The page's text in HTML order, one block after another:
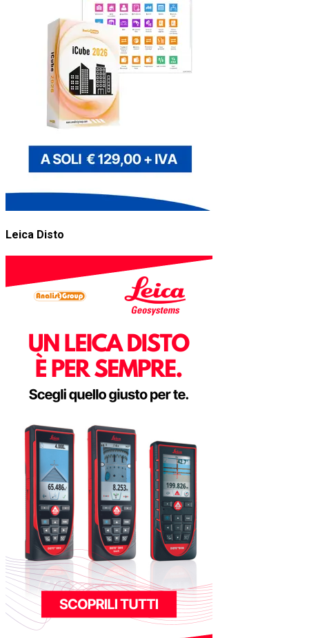
Leica Disto